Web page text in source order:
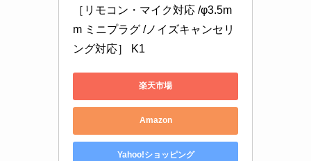
［リモコン・マイク対応 /φ3.5m
m ミニプラグ /ノイズキャンセリ
ング対応］ K1
楽天市場
Amazon
Yahoo!ショッピング